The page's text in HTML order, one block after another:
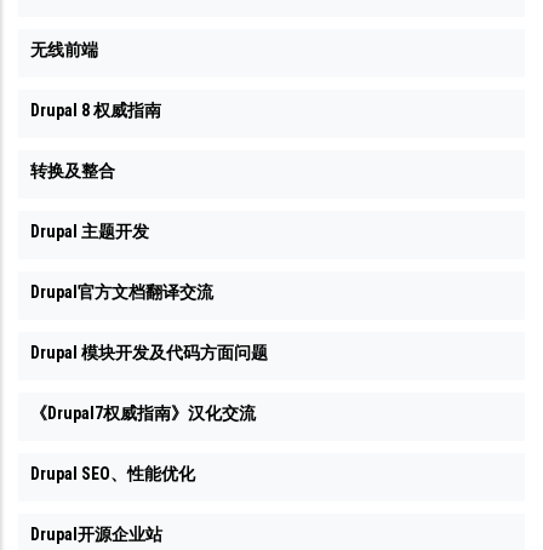
无线前端
Drupal 8 权威指南
转换及整合
Drupal 主题开发
Drupal官方文档翻译交流
Drupal 模块开发及代码方面问题
《Drupal7权威指南》汉化交流
Drupal SEO、性能优化
Drupal开源企业站